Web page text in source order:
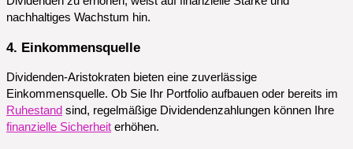
nachhaltiges Wachstum hin.
4. Einkommensquelle
Dividenden-Aristokraten bieten eine zuverlässige
Einkommensquelle. Ob Sie Ihr Portfolio aufbauen oder bereits im
Ruhestand sind, regelmäßige Dividendenzahlungen können Ihre
finanzielle Sicherheit erhöhen.